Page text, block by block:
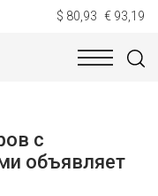
$ 80,93 € 93,19
с
объявляет